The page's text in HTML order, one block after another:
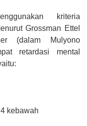
kriteria
Grossman Ettel
(dalam Mulyono
retardasi mental
kebawah